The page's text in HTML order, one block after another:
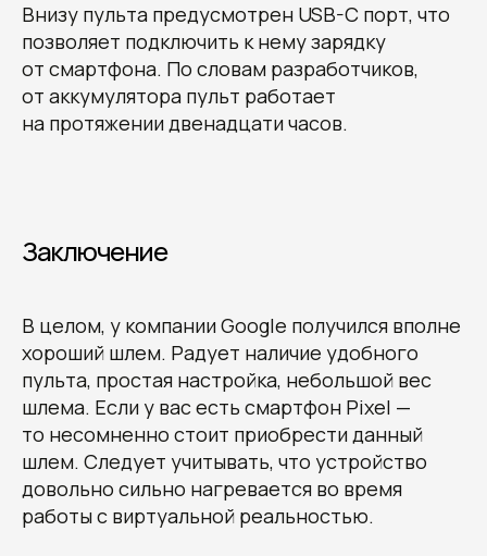
Внизу пульта предусмотрен USB-C порт, что
позволяет подключить к нему зарядку
от смартфона. По словам разработчиков,
от аккумулятора пульт работает
на протяжении двенадцати часов.
Заключение
В целом, у компании Google получился вполне
хороший шлем. Радует наличие удобного
пульта, простая настройка, небольшой вес
шлема. Если у вас есть смартфон Pixel —
то несомненно стоит приобрести данный
шлем. Следует учитывать, что устройство
довольно сильно нагревается во время
работы с виртуальной реальностью.